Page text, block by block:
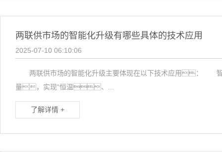
两联供市场的智能化升级有哪些具体的技术应用
2025-07-10 06:10:06
两联供市场的智能化升级主要体现在以下技术应用： 智
量，实现“恒温、...
了解详情 +